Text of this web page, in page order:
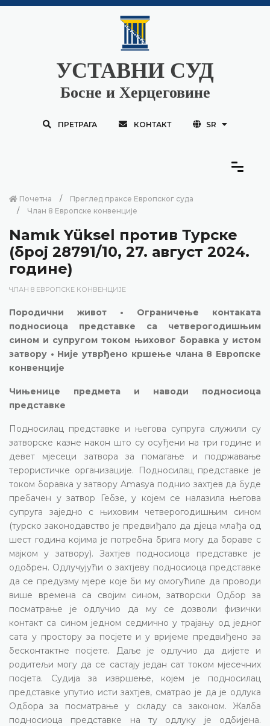
УСТАВНИ СУД
Босне и Херцеговине
ПРЕТРАГА КОНТАКТ SR
Почетна
Преглед праксе Европског суда
Члан 8 Европске конвенције
Namık Yüksel против Турске
(број 28791/10, 27. август 2024.
године)
ЧЛАН 8 ЕВРОПСКЕ КОНВЕНЦИЈЕ
Породични живот • Ограничење контаката
подносиоца представке са четверогодишњим
сином и супругом током њиховог боравка у истом
затвору • Није утврђено кршење члана 8 Европске
конвенције
Чињенице предмета и наводи подносиоца
представке
Подносилац представке и његова супруга служили су
затворске казне након што су осуђени на три године и
девет мјесеци затвора за помагање и подржавање
терористичке организације. Подносилац представке је
током боравка у затвору Amasya поднио захтјев да буде
пребачен у затвор Гебзе, у којем се налазила његова
супруга заједно с њиховим четверогодишњим сином
(турско законодавство је предвиђало да дјеца млађа од
шест година којима је потребна брига могу да бораве с
мајком у затвору). Захтјев подносиоца представке је
одобрен. Одлучујући о захтјеву подносиоца представке
да се предузму мјере које би му омогућиле да проводи
више времена са својим сином, затворски Одбор за
посматрање је одлучио да му се дозволи физички
контакт са сином једном седмично у трајању од једног
сата у простору за посјете и у вријеме предвиђено за
бесконтактне посјете. Даље је одлучио да дијете и
родитељи могу да се састају један сат током мјесечних
посјета. Судија за извршење, којем је подносилац
представке упутио исти захтјев, сматрао је да је одлука
Одбора за посматрање у складу са законом. Жалба
подносиоца представке на ту одлуку је одбијена.